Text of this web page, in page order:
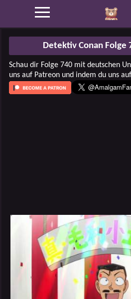
Detektiv Conan Folge
Schau dir Folge 740 mit deutschen
uns auf Patreon und indem du uns